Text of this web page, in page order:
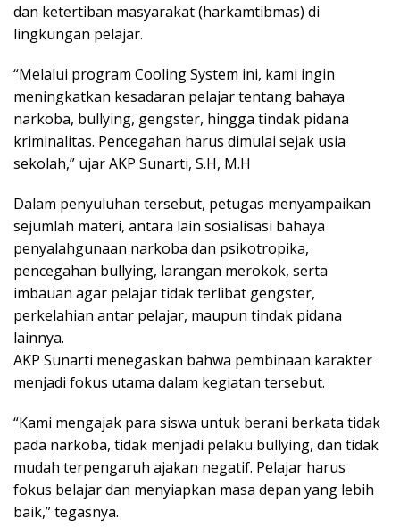
dan ketertiban masyarakat (harkamtibmas) di
lingkungan pelajar.
“Melalui program Cooling System ini, kami ingin
meningkatkan kesadaran pelajar tentang bahaya
narkoba, bullying, gengster, hingga tindak pidana
kriminalitas. Pencegahan harus dimulai sejak usia
sekolah,” ujar AKP Sunarti, S.H, M.H
Dalam penyuluhan tersebut, petugas menyampaikan
sejumlah materi, antara lain sosialisasi bahaya
penyalahgunaan narkoba dan psikotropika,
pencegahan bullying, larangan merokok, serta
imbauan agar pelajar tidak terlibat gengster,
perkelahian antar pelajar, maupun tindak pidana
lainnya.
AKP Sunarti menegaskan bahwa pembinaan karakter
menjadi fokus utama dalam kegiatan tersebut.
“Kami mengajak para siswa untuk berani berkata tidak
pada narkoba, tidak menjadi pelaku bullying, dan tidak
mudah terpengaruh ajakan negatif. Pelajar harus
fokus belajar dan menyiapkan masa depan yang lebih
baik,” tegasnya.